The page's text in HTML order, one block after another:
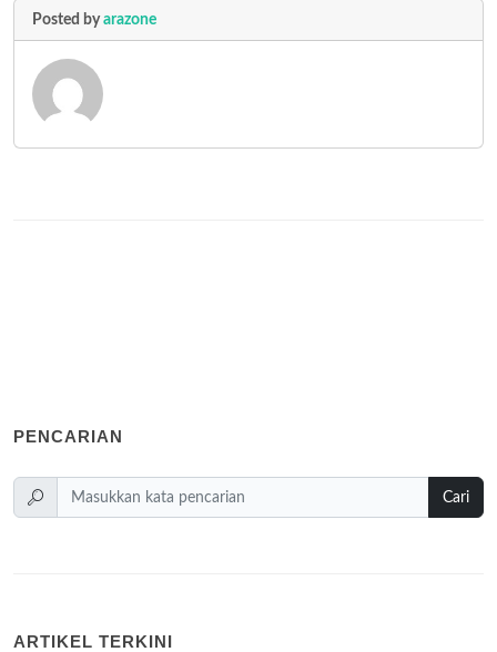
Posted byarazone
PENCARIAN
Cari
ARTIKEL TERKINI